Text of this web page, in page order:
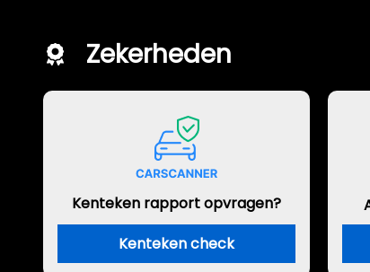
Zekerheden
Kenteken rapport opvragen?
Kenteken check